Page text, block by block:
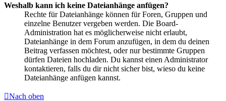
Weshalb kann ich keine Dateianhänge anfügen?
Rechte für Dateianhänge können für Foren, Gruppen und
einzelne Benutzer vergeben werden. Die Board-
Administration hat es möglicherweise nicht erlaubt,
Dateianhänge in dem Forum anzufügen, in dem du deinen
Beitrag verfassen möchtest, oder nur bestimmte Gruppen
dürfen Dateien hochladen. Du kannst einen Administrator
kontaktieren, falls du dir nicht sicher bist, wieso du keine
Dateianhänge anfügen kannst.
Nach oben